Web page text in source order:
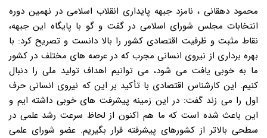
محمود دهقانی ، نامزد جبهه پایداری انقلاب اسلامی در نهمین دوره
انتخابات مجلس شورای اسلامی در گفت و گو با پایگاه این جبهه،
نقاط مثبت و ظرفیت اقتصادی کشور را بالا دانست و تصریح کرد: با
بهره برداری از نیروی انسانی مجرب که در عرصه های مختلف در کشور
ما به خوبی یافت می شود، می توانیم اهداف تولید ملی را دنبال
کنیم. این کارشناس اقتصادی با تأکید بر این که نیروی انسانی حرف
اول را می زند گفت: در این زمینه پیشرفت های خوبی داشته ایم و
این باعث شده است که ما هم اکنون از لحاظ سرعت رشد علمی در
سطحی بالاتر از کشورهای پیشرفته قرار بگیریم. عضو شورای علمی